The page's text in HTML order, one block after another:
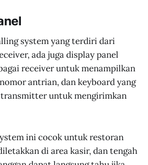
system yang terdiri dari
ada juga display panel
receiver untuk menampilkan
antrian, dan keyboard yang
transmitter untuk mengirimkan
ini cocok untuk restoran
di area kasir, dan tengah